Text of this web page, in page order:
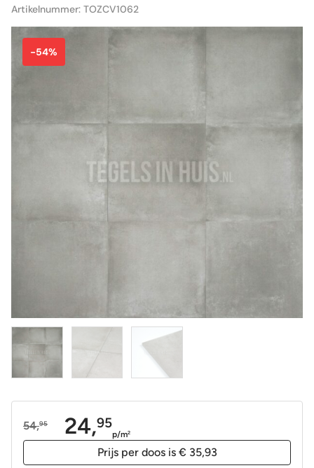
Artikelnummer: TOZCV1062
-54%
54,95
Oorspronkelijke
24,95
Huidige
p/m2
Prijs per doos is € 35,93